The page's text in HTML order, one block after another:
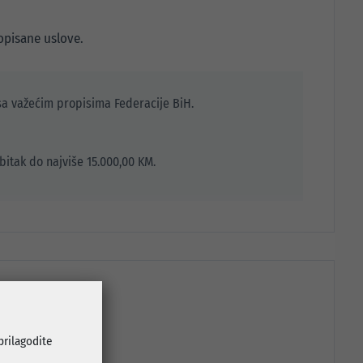
uslove.
važećim propisima Federacije BiH.
do najviše 15.000,00 KM.